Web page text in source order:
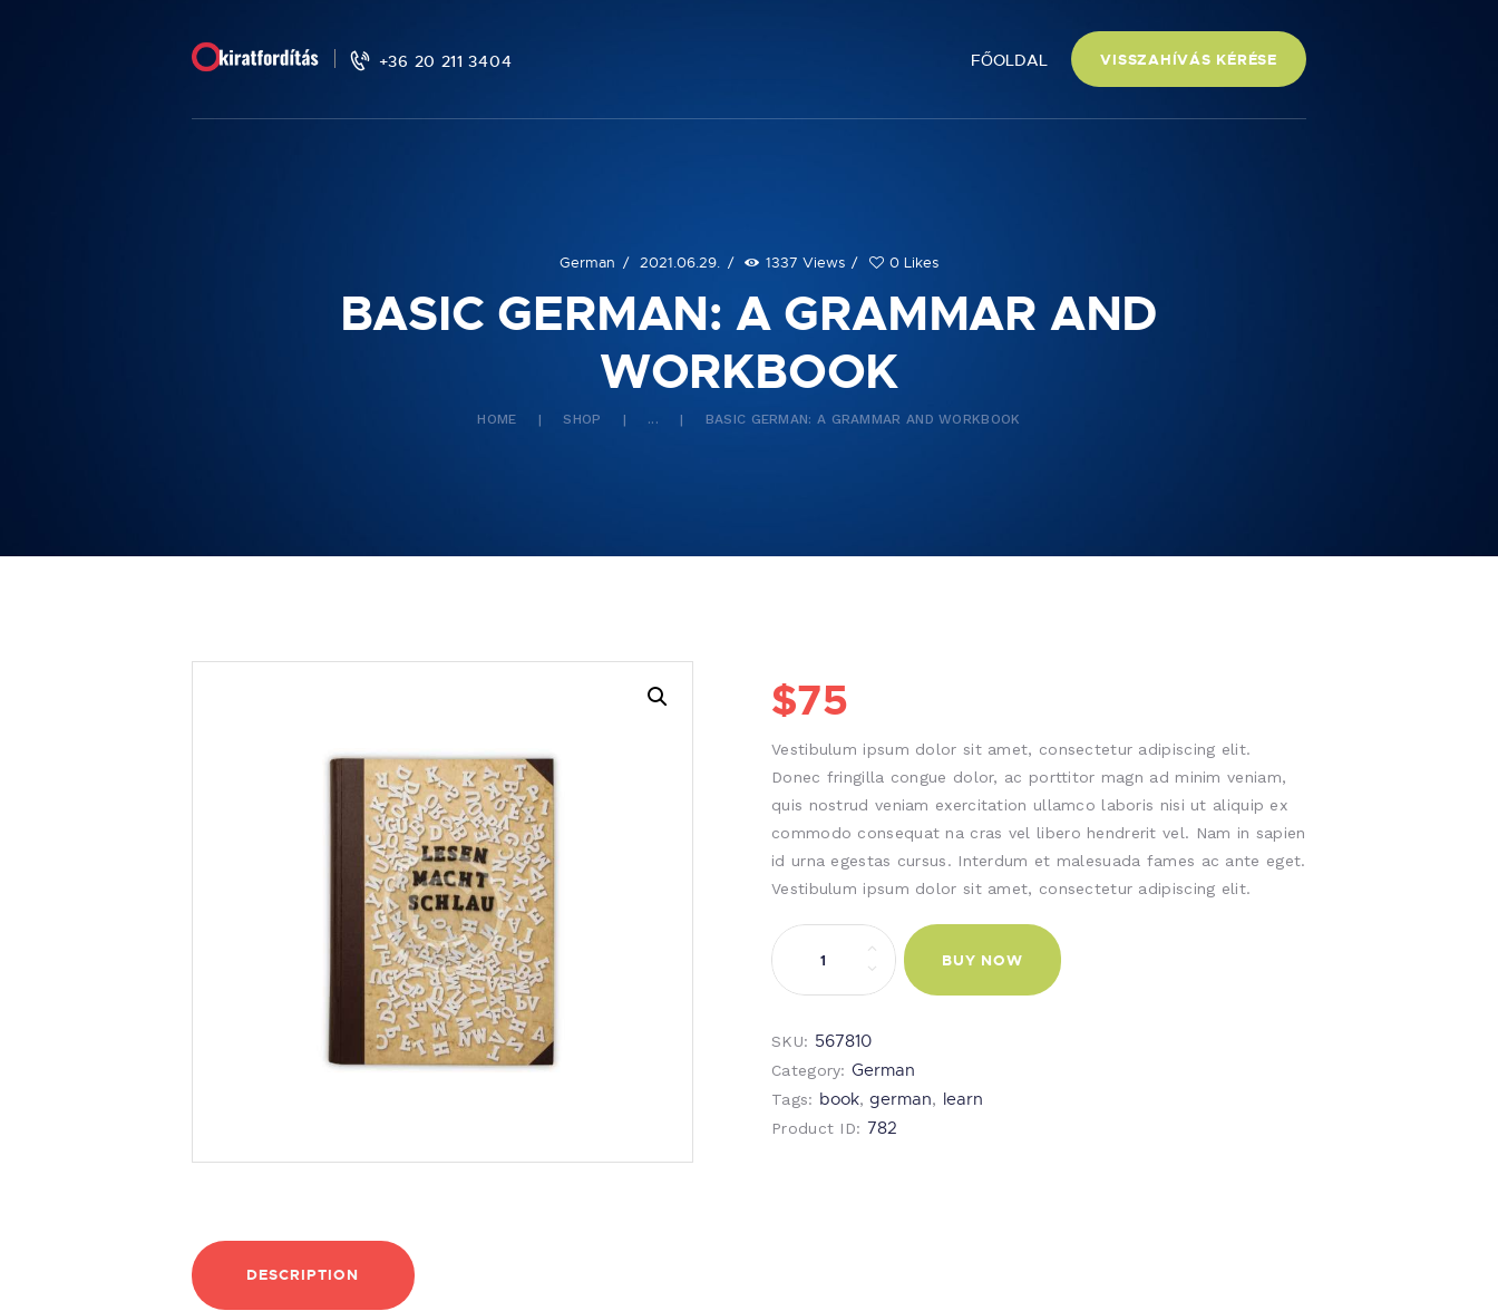
+36 20 211 3404 FŐOLDAL VISSZAHÍVÁS KÉRÉSE
German 2021.06.29. 1337 Views 0 Likes
BASIC GERMAN: A GRAMMAR AND
WORKBOOK
HOME SHOP ... BASIC GERMAN: A GRAMMAR AND WORKBOOK
$75
Vestibulum ipsum dolor sit amet, consectetur adipiscing elit.
Donec fringilla congue dolor, ac porttitor magn ad minim veniam,
quis nostrud veniam exercitation ullamco laboris nisi ut aliquip ex
commodo consequat na cras vel libero hendrerit vel. Nam in sapien
id urna egestas cursus. Interdum et malesuada fames ac ante eget.
Vestibulum ipsum dolor sit amet, consectetur adipiscing elit.
Basic
German:
and
Workbook
quantity
BUY NOW
SKU: 567810
Category: German
Tags: book,german, learn
Product ID: 782
DESCRIPTION